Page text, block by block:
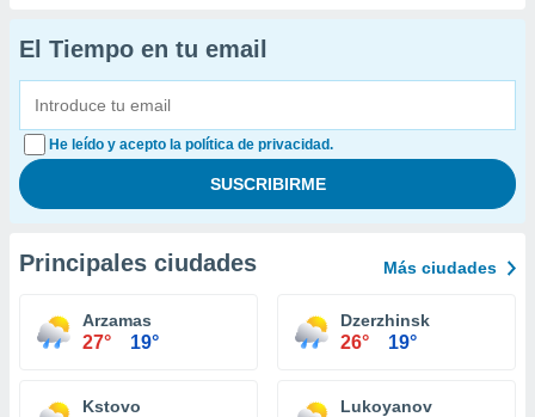
El Tiempo en tu email
He leído y acepto la política de privacidad.
Principales ciudades Más ciudades
Arzamas
27° 19°
Dzerzhinsk
26° 19°
Kstovo Lukoyanov